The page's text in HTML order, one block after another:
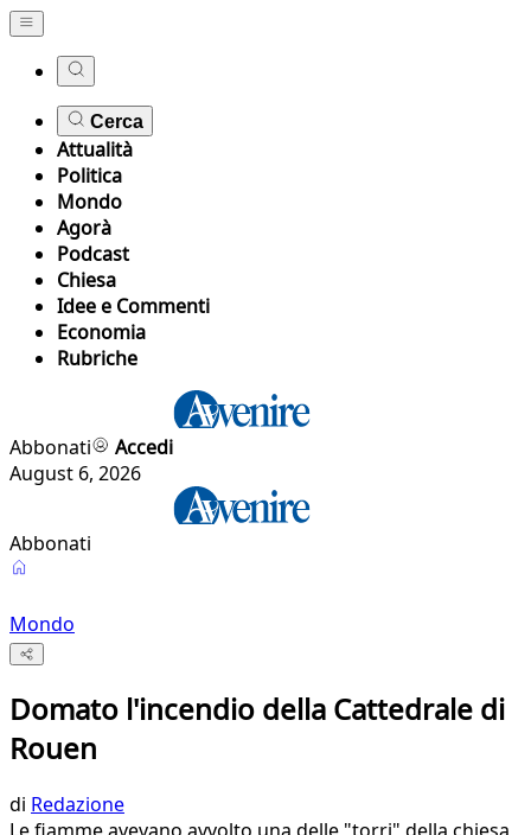
Cerca
Attualità
Politica
Mondo
Agorà
Podcast
Chiesa
Idee e Commenti
Economia
Rubriche
Abbonati
Accedi
August 6, 2026
Abbonati
Mondo
Domato l'incendio della Cattedrale di
Rouen
di Redazione